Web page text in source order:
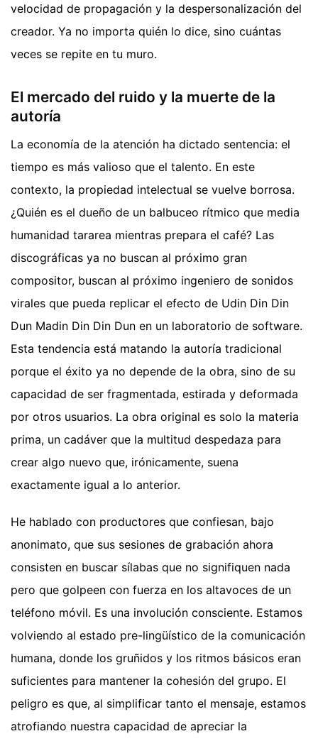
velocidad de propagación y la despersonalización del
creador. Ya no importa quién lo dice, sino cuántas
veces se repite en tu muro.
El mercado del ruido y la muerte de la
autoría
La economía de la atención ha dictado sentencia: el
tiempo es más valioso que el talento. En este
contexto, la propiedad intelectual se vuelve borrosa.
¿Quién es el dueño de un balbuceo rítmico que media
humanidad tararea mientras prepara el café? Las
discográficas ya no buscan al próximo gran
compositor, buscan al próximo ingeniero de sonidos
virales que pueda replicar el efecto de Udin Din Din
Dun Madin Din Din Dun en un laboratorio de software.
Esta tendencia está matando la autoría tradicional
porque el éxito ya no depende de la obra, sino de su
capacidad de ser fragmentada, estirada y deformada
por otros usuarios. La obra original es solo la materia
prima, un cadáver que la multitud despedaza para
crear algo nuevo que, irónicamente, suena
exactamente igual a lo anterior.
He hablado con productores que confiesan, bajo
anonimato, que sus sesiones de grabación ahora
consisten en buscar sílabas que no signifiquen nada
pero que golpeen con fuerza en los altavoces de un
teléfono móvil. Es una involución consciente. Estamos
volviendo al estado pre-lingüístico de la comunicación
humana, donde los gruñidos y los ritmos básicos eran
suficientes para mantener la cohesión del grupo. El
peligro es que, al simplificar tanto el mensaje, estamos
atrofiando nuestra capacidad de apreciar la